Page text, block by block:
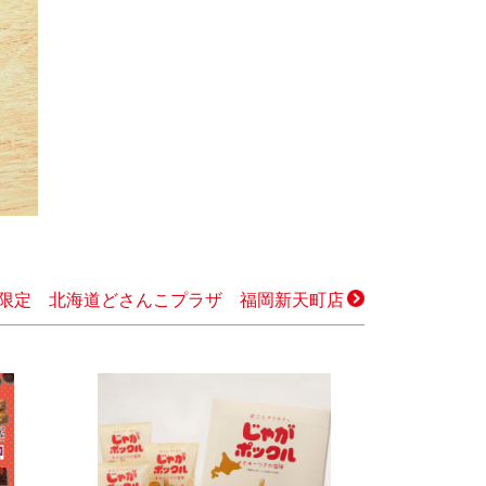
定 北海道どさんこプラザ 福岡新天町店